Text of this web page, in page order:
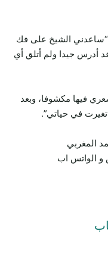
“ساعدني الشيخ على فك
أدرس جيدا ولم أتلق أي
فيها مكشوفا، وبعد
في حياتي”.
المغربي
و الواتس اب